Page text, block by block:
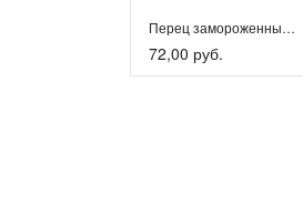
Перец замороженный резаный
72,00 руб.